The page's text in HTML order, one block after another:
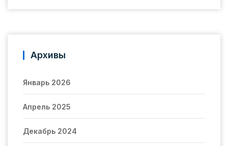
Архивы
Январь 2026
Апрель 2025
Декабрь 2024